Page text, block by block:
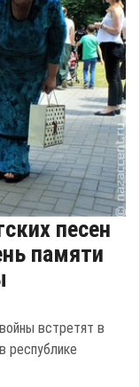
песен
памяти
встретят в
республике